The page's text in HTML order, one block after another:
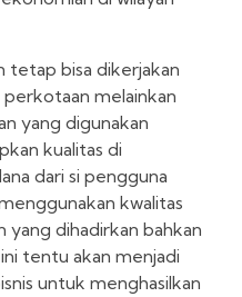
tetap bisa dikerjakan
perkotaan melainkan
yang digunakan
kualitas di
dari si pengguna
kwalitas
yang dihadirkan bahkan
tentu akan menjadi
untuk menghasilkan